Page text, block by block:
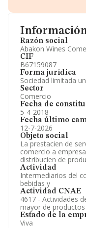
Razón social
Abakon Wines
CIF
B67159087
Forma jurídica
Sociedad limitada
Sector
Comercio
Fecha de
5-4-2018
Fecha último
12-7-2026
Objeto social
La prestacien de
comercio a
distribucien de
Actividad
Intermediarios del
bebidas y
Actividad CNAE
4617 - Actividades
mayor de
Estado de la
Viva
Información